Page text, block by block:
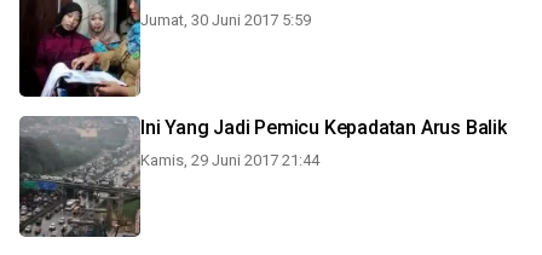
Jumat, 30 Juni 2017 5:59
Ini Yang Jadi Pemicu Kepadatan Arus Balik
Kamis, 29 Juni 2017 21:44